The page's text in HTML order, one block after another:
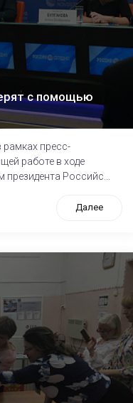
с помощью
рамках пресс-
работе в ходе
Российс...
Далее